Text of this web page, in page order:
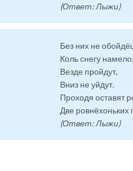
(Ответ: Лыжи)
Без них не
Коль снегу намело.
Везде пройдут,
Вниз не уйдут.
Проходя оставят
Две ровнёхоньких
(Ответ: Лыжи)